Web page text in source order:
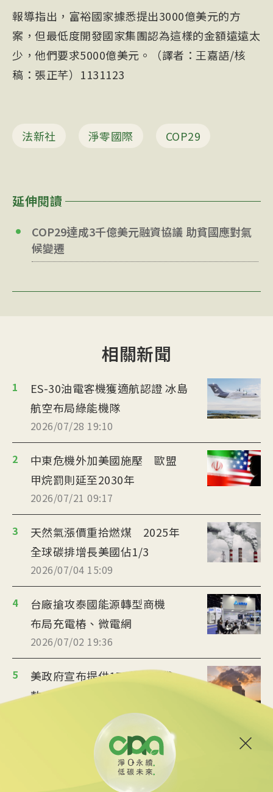
報導指出，富裕國家據悉提出3000億美元的方
案，但最低度開發國家集團認為這樣的金額遠遠太
少，他們要求5000億美元。（譯者：王嘉語/核
稿：張正芊）1131123
法新社 淨零國際 COP29
延伸閱讀
COP29達成3千億美元融資協議 助貧國應對氣
候變遷
相關新聞
1
ES-30油電客機獲適航認證 冰島
航空布局綠能機隊
2026/07/28 19:10
2
中東危機外加美國施壓 歐盟
甲烷罰則延至2030年
2026/07/21 09:17
3
天然氣漲價重拾燃煤 2025年
全球碳排增長美國佔1/3
2026/07/04 15:09
4
台廠搶攻泰國能源轉型商機
布局充電樁、微電網
2026/07/02 19:36
5
美政府宣布提供175億美元貸
款 強化核能供應鏈
炸油變航油 日本加大廢食油
回收助煉永續航空燃料
2026/06/09 14:57